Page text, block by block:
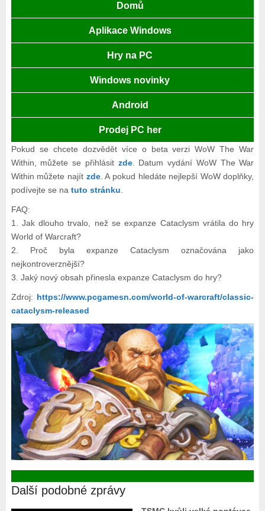
Domů
Aplikace Windows
Hry na PC
Windows novinky
Android
Prodej PC her
Pokud se chcete dozvědět více o beta verzi WoW The War
Within, můžete se přihlásit zde. Datum vydání WoW The War
Within můžete najít zde. A pokud hledáte nejlepší WoW doplňky,
podívejte se na tuto stránku
FAQ:
1. Jak dlouho trvalo, než se expanze Cataclysm vrátila do hry
World of Warcraft?
2. Proč byla expanze Cataclysm označována jako
nejkontroverznější?
3. Jaký nový obsah přinesla expanze Cataclysm do hry?
Zdroj: https://www.pcgamesn.com/world-of-warcraft/classic-
cataclysm-released
Další podobné zprávy